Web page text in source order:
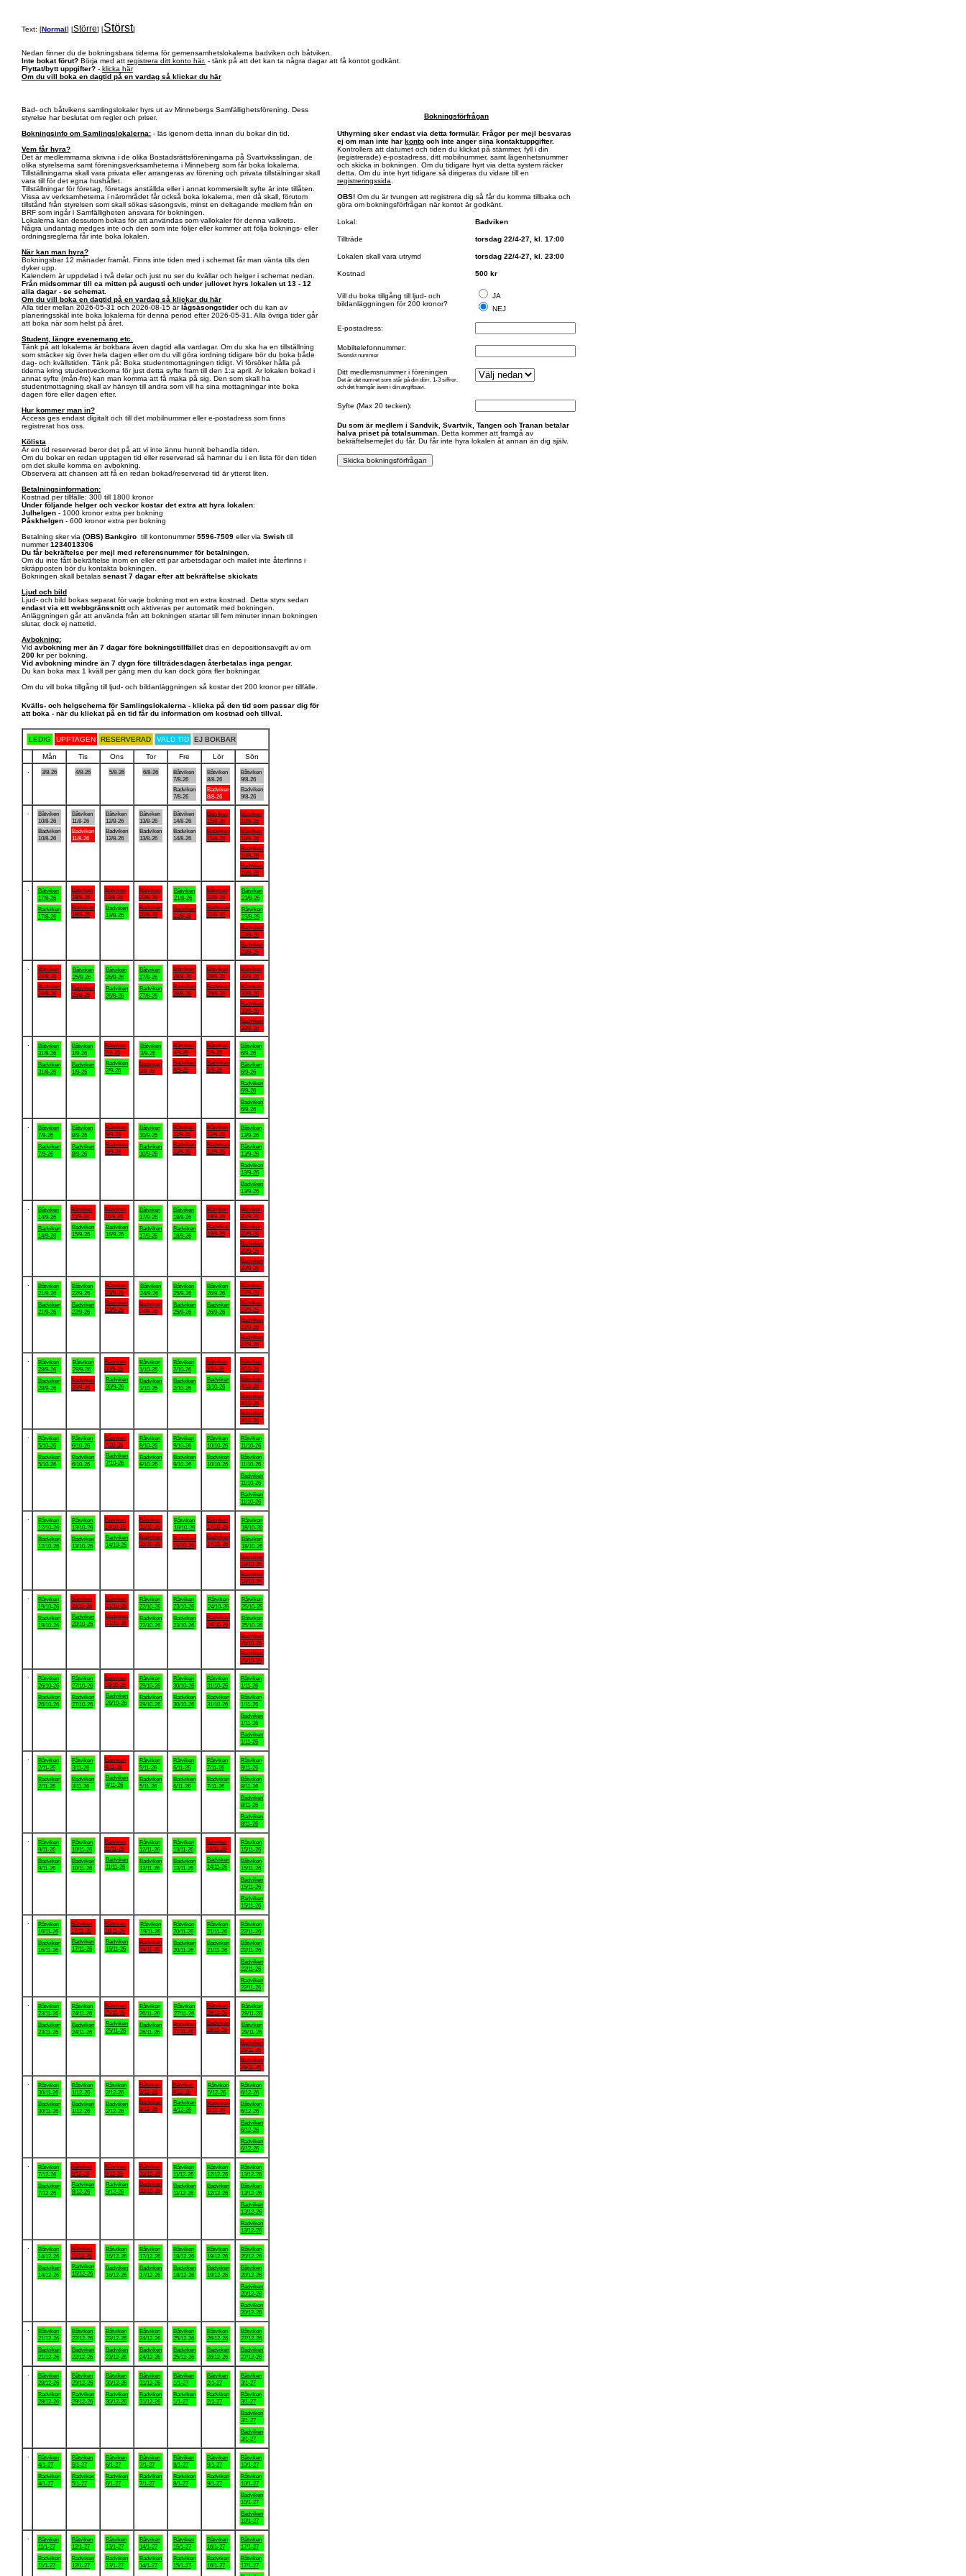
Text: [Normal] [Större] [Störst]
Nedan finner du de bokningsbara tiderna för gemensamhetslokalerna badviken och båtviken.
Inte bokat förut? Börja med att registrera ditt konto här. - tänk på att det kan ta några dagar att få kontot godkänt.
Flyttat/bytt uppgifter? - klicka här
Om du vill boka en dagtid på en vardag så klickar du här
Bad- och båtvikens samlingslokaler hyrs ut av Minnebergs Samfällighetsförening. Dess
styrelse har beslutat om regler och priser.
Bokningsinfo om Samlingslokalerna: - läs igenom detta innan du bokar din tid.
Vem får hyra?
Det är medlemmarna skrivna i de olika Bostadsrättsföreningarna på Svartviksslingan, de
olika styrelserna samt föreningsverksamheterna i Minneberg som får boka lokalerna.
Tillställningarna skall vara privata eller arrangeras av förening och privata tillstälningar skall
vara till för det egna hushållet.
Tillställningar för företag, företags anställda eller i annat kommersiellt syfte är inte tillåten.
Vissa av verksamheterna i närområdet får också boka lokalerna, men då skall, förutom
tillstånd från styrelsen som skall sökas säsongsvis, minst en deltagande medlem från en
BRF som ingår i Samfälligheten ansvara för bokningen.
Lokalerna kan dessutom bokas för att användas som vallokaler för denna valkrets.
Några undantag medges inte och den som inte följer eller kommer att följa boknings- eller
ordningsreglerna får inte boka lokalen.
När kan man hyra?
Bokningsbar 12 månader framåt. Finns inte tiden med i schemat får man vänta tills den
dyker upp.
Kalendern är uppdelad i två delar och just nu ser du kvällar och helger i schemat nedan.
Från midsommar till ca mitten på augusti och under jullovet hyrs lokalen ut 13 - 12
alla dagar - se schemat.
Om du vill boka en dagtid på en vardag så klickar du här
Alla tider mellan 2026-05-31 och 2026-08-15 ärlågsäsongstider och du kan av
planeringsskäl inte boka lokalerna för denna period efter 2026-05-31. Alla övriga tider går
att boka när som helst på året.
Student, längre evenemang etc.
Tänk på att lokalerna är bokbara även dagtid alla vardagar. Om du ska ha en tillställning
som sträcker sig över hela dagen eller om du vill göra iordning tidigare bör du boka både
dag- och kvällstiden. Tänk på: Boka studentmottagningen tidigt. Vi försöker hålla på
tiderna kring studentveckorna för just detta syfte fram till den 1:a april. Är lokalen bokad i
annat syfte (mån-fre) kan man komma att få maka på sig. Den som skall ha
studentmottagning skall av hänsyn till andra som vill ha sina mottagningar inte boka
dagen före eller dagen efter.
Hur kommer man in?
Access ges endast digitalt och till det mobilnummer eller e-postadress som finns
registrerat hos oss.
Kölista
Är en tid reserverad beror det på att vi inte ännu hunnit behandla tiden.
Om du bokar en redan upptagen tid eller reserverad så hamnar du i en lista för den tiden
om det skulle komma en avbokning.
Observera att chansen att få en redan bokad/reserverad tid är ytterst liten.
Betalningsinformation:
Kostnad per tillfälle: 300 till 1800 kronor
Under följande helger och veckor kostar det extra att hyra lokalen:
Julhelgen - 1000 kronor extra per bokning
Påskhelgen - 600 kronor extra per bokning
Betalning sker via (OBS) Bankgiro till kontonummer5596-7509 eller via Swish till
nummer1234013306
Du får bekräftelse per mejl med referensnummer för betalningen.
Om du inte fått bekräftelse inom en eller ett par arbetsdagar och mailet inte återfinns i
skräpposten bör du kontakta bokningen.
Bokningen skall betalas senast 7 dagar efter att bekräftelse skickats
Ljud och bild
Ljud- och bild bokas separat för varje bokning mot en extra kostnad. Detta styrs sedan
endast via ett webbgränssnittoch aktiveras per automatik med bokningen.
Anläggningen går att använda från att bokningen startar till fem minuter innan bokningen
slutar, dock ej nattetid.
Avbokning:
Vid avbokning mer än 7 dagar före bokningstillfälletdras en depositionsavgift av om
200 kr per bokning.
Vid avbokning mindre än 7 dygn före tillträdesdagen återbetalas inga pengar.
Du kan boka max 1 kväll per gång men du kan dock göra fler bokningar.
Om du vill boka tillgång till ljud- och bildanläggningen så kostar det 200 kronor per tillfälle.
Bokningsförfrågan
Uthyrning sker endast via detta formulär. Frågor per mejl besvaras
ej om man inte har konto och inte anger sina kontaktuppgifter.
Kontrollera att datumet och tiden du klickat på stämmer, fyll i din
(registrerade) e-postadress, ditt mobilnummer, samt lägenhetsnummer
och skicka in bokningen. Om du tidigare hyrt via detta system räcker
detta. Om du inte hyrt tidigare så dirigeras du vidare till en
registreringssida
OBS! Om du är tvungen att registrera dig så får du komma tillbaka och
göra om bokningsförfrågan när kontot är godkänt.
Lokal: Badviken
Tillträde torsdag 22/4-27, kl. 17:00
Lokalen skall vara utrymd torsdag 22/4-27, kl. 23:00
Kostnad 500 kr
Vill du boka tillgång till ljud- och
bildanläggningen för 200 kronor?
JA
NEJ
E-postadress:
Mobiltelefonnummer:
Svenskt nummer
Ditt medlemsnummer i föreningen
Det är det numret som står på din dörr, 1-3 siffror.
och det framgår även i din avgiftsavi.
Syfte (Max 20 tecken):
Du som är medlem i Sandvik, Svartvik, Tangen och Tranan betalar
halva priset på totalsumman. Detta kommer att framgå av
bekräftelsemejlet du får. Du får inte hyra lokalen åt annan än dig själv.
Kvälls- och helgschema för Samlingslokalerna - klicka på den tid som passar dig för
att boka - när du klickat på en tid får du information om kostnad och tillval.
LEDIG UPPTAGEN RESERVERAD VALD TID EJ BOKBAR
Mån Tis Ons Tor Fre Lör
Sön
3/8-26 4/8-26 5/8-26 6/8-26
Båtviken
7/8-26
Badviken
7/8-26
Båtviken
8/8-26
Badviken
8/8-26
Båtviken
9/8-26
Badviken
9/8-26
Båtviken
10/8-26
Badviken
10/8-26
Båtviken
11/8-26
Badviken
11/8-26
Båtviken
12/8-26
Badviken
12/8-26
Båtviken
13/8-26
Badviken
13/8-26
Båtviken
14/8-26
Badviken
14/8-26
Båtviken
15/8-26
Badviken
15/8-26
Båtviken
16/8-26
Båtviken
16/8-26
Badviken
16/8-26
Badviken
16/8-26
Båtviken
17/8-26
Badviken
17/8-26
Båtviken
18/8-26
Badviken
18/8-26
Båtviken
19/8-26
Badviken
19/8-26
Båtviken
20/8-26
Badviken
20/8-26
Båtviken
21/8-26
Badviken
21/8-26
Båtviken
22/8-26
Badviken
22/8-26
Båtviken
23/8-26
Båtviken
23/8-26
Badviken
23/8-26
Badviken
23/8-26
Båtviken
24/8-26
Badviken
24/8-26
Båtviken
25/8-26
Badviken
25/8-26
Båtviken
26/8-26
Badviken
26/8-26
Båtviken
27/8-26
Badviken
27/8-26
Båtviken
28/8-26
Badviken
28/8-26
Båtviken
29/8-26
Badviken
29/8-26
Båtviken
30/8-26
Båtviken
30/8-26
Badviken
30/8-26
Badviken
30/8-26
Båtviken
31/8-26
Badviken
31/8-26
Båtviken
1/9-26
Badviken
1/9-26
Båtviken
2/9-26
Badviken
2/9-26
Båtviken
3/9-26
Badviken
3/9-26
Båtviken
4/9-26
Badviken
4/9-26
Båtviken
5/9-26
Badviken
5/9-26
Båtviken
6/9-26
Båtviken
6/9-26
Badviken
6/9-26
Badviken
6/9-26
Båtviken
7/9-26
Badviken
7/9-26
Båtviken
8/9-26
Badviken
8/9-26
Båtviken
9/9-26
Badviken
9/9-26
Båtviken
10/9-26
Badviken
10/9-26
Båtviken
11/9-26
Badviken
11/9-26
Båtviken
12/9-26
Badviken
12/9-26
Båtviken
13/9-26
Båtviken
13/9-26
Badviken
13/9-26
Badviken
13/9-26
Båtviken
14/9-26
Badviken
14/9-26
Båtviken
15/9-26
Badviken
15/9-26
Båtviken
16/9-26
Badviken
16/9-26
Båtviken
17/9-26
Badviken
17/9-26
Båtviken
18/9-26
Badviken
18/9-26
Båtviken
19/9-26
Badviken
19/9-26
Båtviken
20/9-26
Båtviken
20/9-26
Badviken
20/9-26
Badviken
20/9-26
Båtviken
21/9-26
Badviken
21/9-26
Båtviken
22/9-26
Badviken
22/9-26
Båtviken
23/9-26
Badviken
23/9-26
Båtviken
24/9-26
Badviken
24/9-26
Båtviken
25/9-26
Badviken
25/9-26
Båtviken
26/9-26
Badviken
26/9-26
Båtviken
27/9-26
Båtviken
27/9-26
Badviken
27/9-26
Badviken
27/9-26
Båtviken
28/9-26
Badviken
28/9-26
Båtviken
29/9-26
Badviken
29/9-26
Båtviken
30/9-26
Badviken
30/9-26
Båtviken
1/10-26
Badviken
1/10-26
Båtviken
2/10-26
Badviken
2/10-26
Båtviken
3/10-26
Badviken
3/10-26
Båtviken
4/10-26
Båtviken
4/10-26
Badviken
4/10-26
Badviken
4/10-26
Båtviken
5/10-26
Badviken
5/10-26
Båtviken
6/10-26
Badviken
6/10-26
Båtviken
7/10-26
Badviken
7/10-26
Båtviken
8/10-26
Badviken
8/10-26
Båtviken
9/10-26
Badviken
9/10-26
Båtviken
10/10-26
Badviken
10/10-26
Båtviken
11/10-26
Båtviken
11/10-26
Badviken
11/10-26
Badviken
11/10-26
Båtviken
12/10-26
Badviken
12/10-26
Båtviken
13/10-26
Badviken
13/10-26
Båtviken
14/10-26
Badviken
14/10-26
Båtviken
15/10-26
Badviken
15/10-26
Båtviken
16/10-26
Badviken
16/10-26
Båtviken
17/10-26
Badviken
17/10-26
Båtviken
18/10-26
Båtviken
18/10-26
Badviken
18/10-26
Badviken
18/10-26
Båtviken
19/10-26
Badviken
19/10-26
Båtviken
20/10-26
Badviken
20/10-26
Båtviken
21/10-26
Badviken
21/10-26
Båtviken
22/10-26
Badviken
22/10-26
Båtviken
23/10-26
Badviken
23/10-26
Båtviken
24/10-26
Badviken
24/10-26
Båtviken
25/10-26
Båtviken
25/10-26
Badviken
25/10-26
Badviken
25/10-26
Båtviken
26/10-26
Badviken
26/10-26
Båtviken
27/10-26
Badviken
27/10-26
Båtviken
28/10-26
Badviken
28/10-26
Båtviken
29/10-26
Badviken
29/10-26
Båtviken
30/10-26
Badviken
30/10-26
Båtviken
31/10-26
Badviken
31/10-26
Båtviken
1/11-26
Båtviken
1/11-26
Badviken
1/11-26
Badviken
1/11-26
Båtviken
2/11-26
Badviken
2/11-26
Båtviken
3/11-26
Badviken
3/11-26
Båtviken
4/11-26
Badviken
4/11-26
Båtviken
5/11-26
Badviken
5/11-26
Båtviken
6/11-26
Badviken
6/11-26
Båtviken
7/11-26
Badviken
7/11-26
Båtviken
8/11-26
Båtviken
8/11-26
Badviken
8/11-26
Badviken
8/11-26
Båtviken
9/11-26
Badviken
9/11-26
Båtviken
10/11-26
Badviken
10/11-26
Båtviken
11/11-26
Badviken
11/11-26
Båtviken
12/11-26
Badviken
12/11-26
Båtviken
13/11-26
Badviken
13/11-26
Båtviken
14/11-26
Badviken
14/11-26
Båtviken
15/11-26
Båtviken
15/11-26
Badviken
15/11-26
Badviken
15/11-26
Båtviken
16/11-26
Badviken
16/11-26
Båtviken
17/11-26
Badviken
17/11-26
Båtviken
18/11-26
Badviken
18/11-26
Båtviken
19/11-26
Badviken
19/11-26
Båtviken
20/11-26
Badviken
20/11-26
Båtviken
21/11-26
Badviken
21/11-26
Båtviken
22/11-26
Båtviken
22/11-26
Badviken
22/11-26
Badviken
22/11-26
Båtviken
23/11-26
Badviken
23/11-26
Båtviken
24/11-26
Badviken
24/11-26
Båtviken
25/11-26
Badviken
25/11-26
Båtviken
26/11-26
Badviken
26/11-26
Båtviken
27/11-26
Badviken
27/11-26
Båtviken
28/11-26
Badviken
28/11-26
Båtviken
29/11-26
Båtviken
29/11-26
Badviken
29/11-26
Badviken
29/11-26
Båtviken
30/11-26
Badviken
30/11-26
Båtviken
1/12-26
Badviken
1/12-26
Båtviken
2/12-26
Badviken
2/12-26
Båtviken
3/12-26
Badviken
3/12-26
Båtviken
4/12-26
Badviken
4/12-26
Båtviken
5/12-26
Badviken
5/12-26
Båtviken
6/12-26
Båtviken
6/12-26
Badviken
6/12-26
Badviken
6/12-26
Båtviken
7/12-26
Badviken
7/12-26
Båtviken
8/12-26
Badviken
8/12-26
Båtviken
9/12-26
Badviken
9/12-26
Båtviken
10/12-26
Badviken
10/12-26
Båtviken
11/12-26
Badviken
11/12-26
Båtviken
12/12-26
Badviken
12/12-26
Båtviken
13/12-26
Båtviken
13/12-26
Badviken
13/12-26
Badviken
13/12-26
Båtviken
14/12-26
Badviken
14/12-26
Båtviken
15/12-26
Badviken
15/12-26
Båtviken
16/12-26
Badviken
16/12-26
Båtviken
17/12-26
Badviken
17/12-26
Båtviken
18/12-26
Badviken
18/12-26
Båtviken
19/12-26
Badviken
19/12-26
Båtviken
20/12-26
Båtviken
20/12-26
Badviken
20/12-26
Badviken
20/12-26
Båtviken
21/12-26
Badviken
21/12-26
Båtviken
22/12-26
Badviken
22/12-26
Båtviken
23/12-26
Badviken
23/12-26
Båtviken
24/12-26
Badviken
24/12-26
Båtviken
25/12-26
Badviken
25/12-26
Båtviken
26/12-26
Badviken
26/12-26
Båtviken
27/12-26
Badviken
27/12-26
Båtviken
28/12-26
Badviken
28/12-26
Båtviken
29/12-26
Badviken
29/12-26
Båtviken
30/12-26
Badviken
30/12-26
Båtviken
31/12-26
Badviken
31/12-26
Båtviken
1/1-27
Badviken
1/1-27
Båtviken
2/1-27
Badviken
2/1-27
Båtviken
3/1-27
Båtviken
3/1-27
Badviken
3/1-27
Badviken
3/1-27
Båtviken
4/1-27
Badviken
4/1-27
Båtviken
5/1-27
Badviken
5/1-27
Båtviken
6/1-27
Badviken
6/1-27
Båtviken
7/1-27
Badviken
7/1-27
Båtviken
8/1-27
Badviken
8/1-27
Båtviken
9/1-27
Badviken
9/1-27
Båtviken
10/1-27
Båtviken
10/1-27
Badviken
10/1-27
Badviken
10/1-27
Båtviken
11/1-27
Badviken
11/1-27
Båtviken
12/1-27
Badviken
12/1-27
Båtviken
13/1-27
Badviken
13/1-27
Båtviken
14/1-27
Badviken
14/1-27
Båtviken
15/1-27
Badviken
15/1-27
Båtviken
16/1-27
Badviken
16/1-27
Båtviken
17/1-27
Båtviken
17/1-27